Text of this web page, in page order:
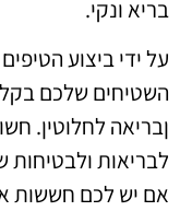
בריא ונקי.
על ידי ביצוע
השטיחים שלכם
ןבריאה לחלוטין.
לבריאות
אם יש לכם חששות